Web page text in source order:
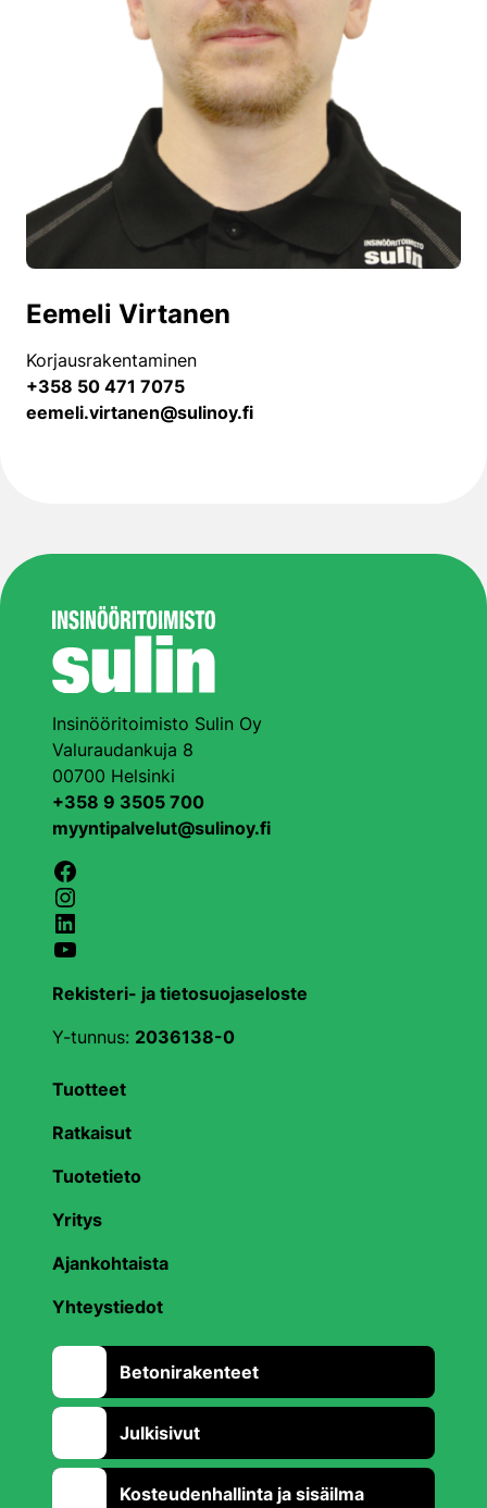
Eemeli Virtanen
Korjausrakentaminen
+358 50 471 7075
eemeli.virtanen@sulinoy.fi
Insinööritoimisto Sulin Oy
Valuraudankuja 8
00700 Helsinki
+358 9 3505 700
myyntipalvelut@sulinoy.fi
Facebook
Instagram
LinkedIn
YouTube
Rekisteri- ja tietosuojaseloste
Y-tunnus: 2036138-0
Tuotteet
Ratkaisut
Tuotetieto
Yritys
Ajankohtaista
Yhteystiedot
Betonirakenteet
Julkisivut
Kosteudenhallinta ja sisäilma